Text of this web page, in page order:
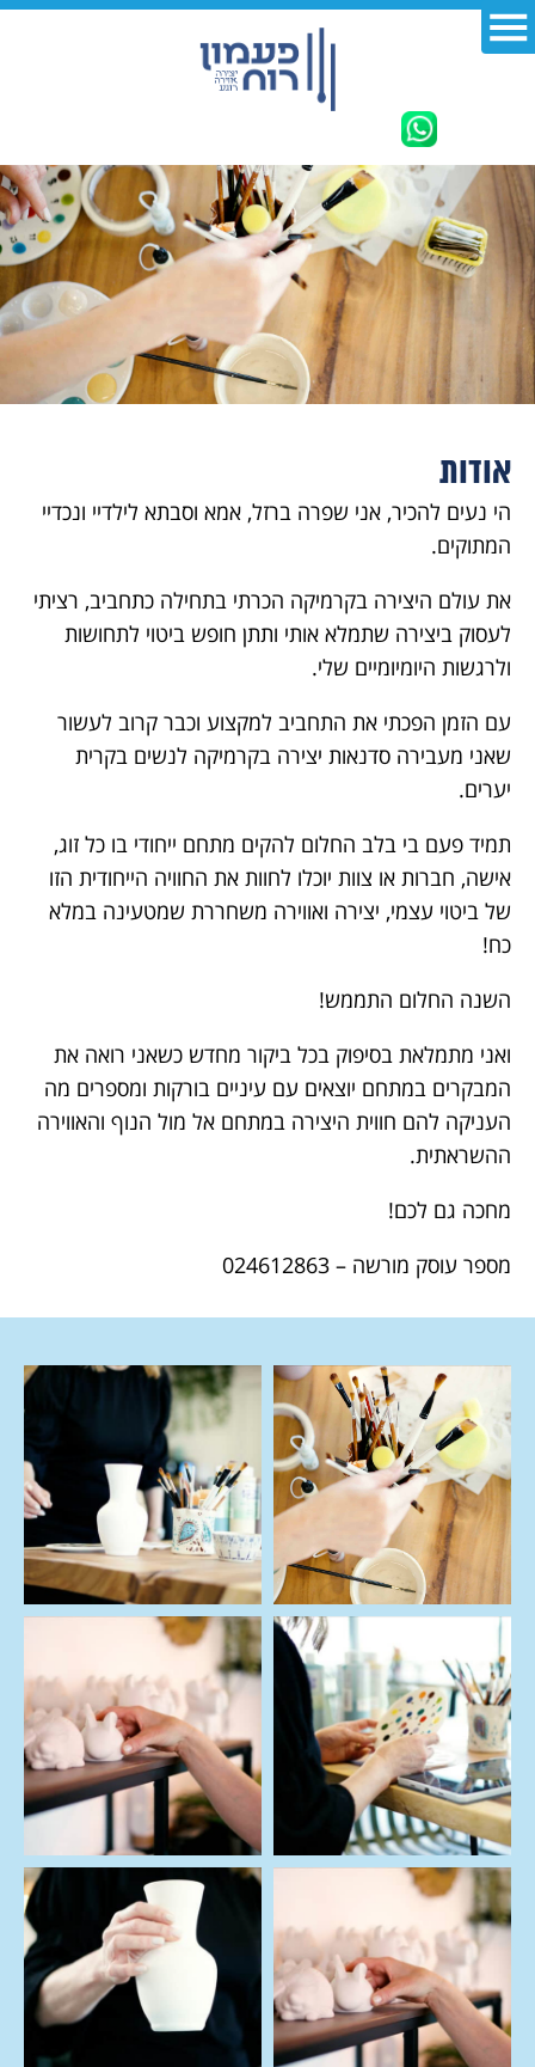
אודות
הי נעים להכיר, אני שפרה ברזל, אמא וסבתא לילדיי ונכדיי
המתוקים.
את עולם היצירה בקרמיקה הכרתי בתחילה כתחביב, רציתי
לעסוק ביצירה שתמלא אותי ותתן חופש ביטוי לתחושות
ולרגשות היומיומיים שלי.
עם הזמן הפכתי את התחביב למקצוע וכבר קרוב לעשור
שאני מעבירה סדנאות יצירה בקרמיקה לנשים בקרית
יערים.
תמיד פעם בי בלב החלום להקים מתחם ייחודי בו כל זוג,
אישה, חברות או צוות יוכלו לחוות את החוויה הייחודית הזו
של ביטוי עצמי, יצירה ואווירה משחררת שמטעינה במלא
כח!
השנה החלום התממש!
ואני מתמלאת בסיפוק בכל ביקור מחדש כשאני רואה את
המבקרים במתחם יוצאים עם עיניים בורקות ומספרים מה
העניקה להם חווית היצירה במתחם אל מול הנוף והאווירה
ההשראתית.
מחכה גם לכם!
מספר עוסק מורשה – 024612863